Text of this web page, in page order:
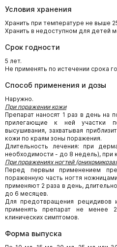
Условия хранения
Хранить при температуре не выше
Хранить в недоступном для детей
Срок годности
5 лет.
Не применять по истечении срока
Способ применения и дозы
Наружно.
При поражении кожи
Препарат наносят 1 раз в день на
прилегающие к ней участки
высушивания, захватывая
кожи по краям зоны поражения.
Длительность лечения: при
необходимости - до 8 недель), при
При поражениях ногтей
Перед первым применением
пораженную часть ногтя
применяют 2 раза в день,
до 6 месяцев.
Для предотвращения рецидивов
применять препарат не менее
клинических симптомов.
Форма выпуска